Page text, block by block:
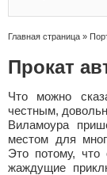
Главная страница »
Прокат
Что можно
честным,
Виламоура
местом для
Это потому, что
жаждущие